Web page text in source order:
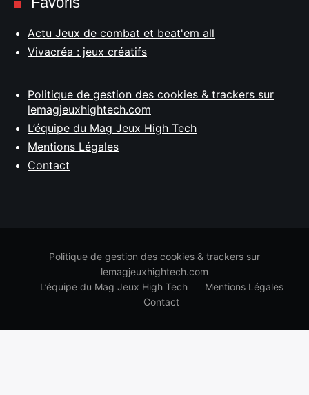
Actu Jeux de combat et beat'em all
Vivacréa : jeux créatifs
Politique de gestion des cookies & trackers sur
lemagjeuxhightech.com
L’équipe du Mag Jeux High Tech
Mentions Légales
Contact
Politique de gestion des cookies & trackers sur
lemagjeuxhightech.com
L’équipe du Mag Jeux High Tech
Mentions Légales
Contact